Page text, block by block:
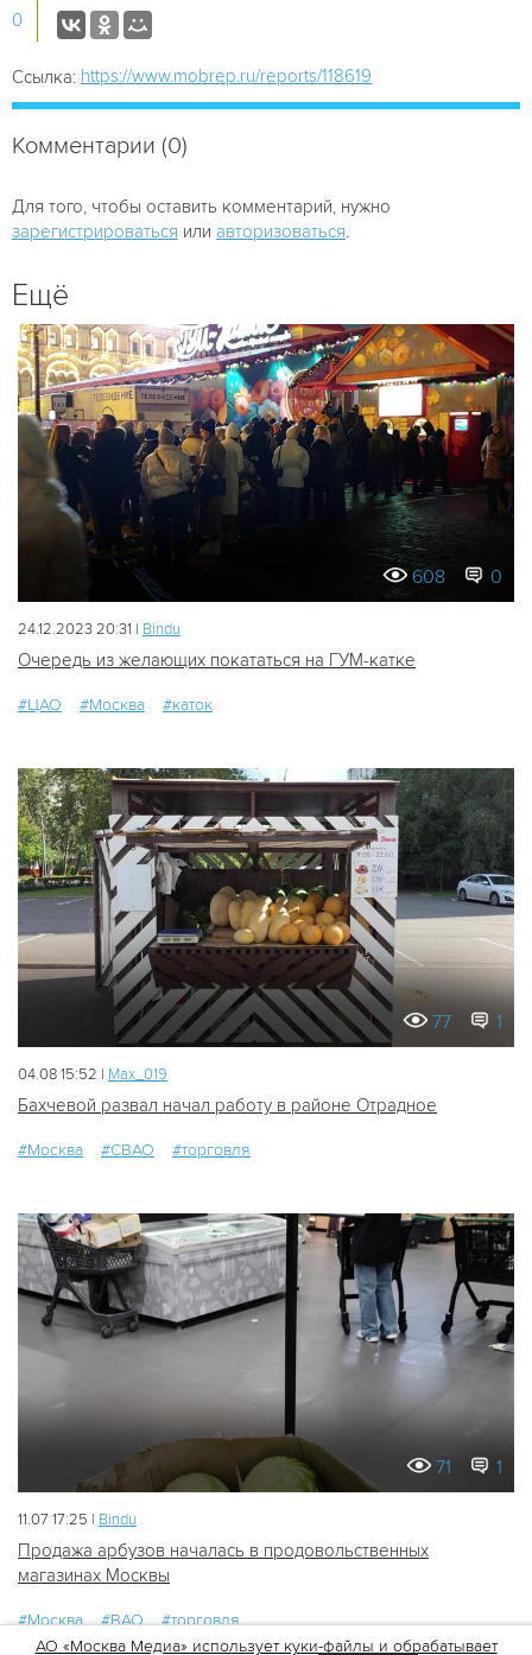
0
Ссылка: https://www.mobrep.ru/reports/118619
Комментарии (0)
Для того, чтобы оставить комментарий, нужно
зарегистрироваться или авторизоваться
Ещё
608 0
24.12.2023 20:31 | Bindu
Очередь из желающих покататься на ГУМ-катке
#ЦАО #Москва #каток
77 1
04.08 15:52 | Мах_019
Бахчевой развал начал работу в районе Отрадное
#Москва #СВАО #торговля
71 1
11.07 17:25 | Bindu
Продажа арбузов началась в продовольственных
магазинах Москвы
#Москва #ВАО
#торговля
АО «Москва Медиа» использует куки-файлы и обрабатывает